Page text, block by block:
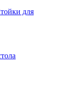
для